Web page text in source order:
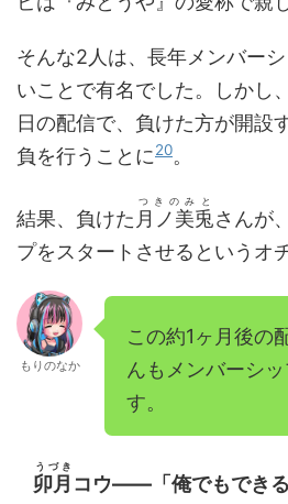
そんな2人は、長年メンバー
いことで有名でした。しかし
日の配信で、負けた方が開設
負を行うことに20。
結果、負けた 月ノ美兎
つきのみと
さんが
プをスタートさせるというオ
もりのなか
この約1ヶ月後の
んもメンバーシ
す。
卯月
うづき
コウ――「俺でもでき